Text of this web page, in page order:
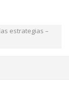
estrategias –